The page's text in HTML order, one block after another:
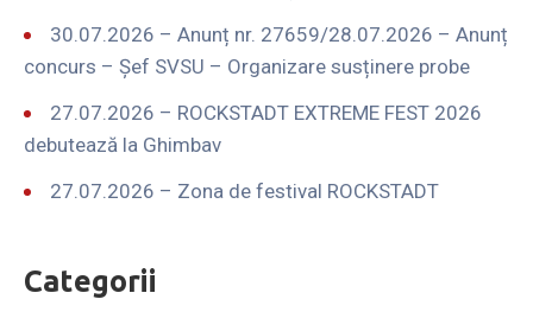
30.07.2026 – Anunț nr. 27659/28.07.2026 – Anunț
concurs – Șef SVSU – Organizare susținere probe
27.07.2026 – ROCKSTADT EXTREME FEST 2026
debutează la Ghimbav
27.07.2026 – Zona de festival ROCKSTADT
Categorii